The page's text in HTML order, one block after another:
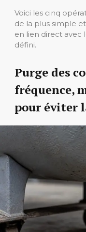
Voici les cinq
de la plus simple
en lien direct avec
défini.
Purge des
fréquence,
pour éviter